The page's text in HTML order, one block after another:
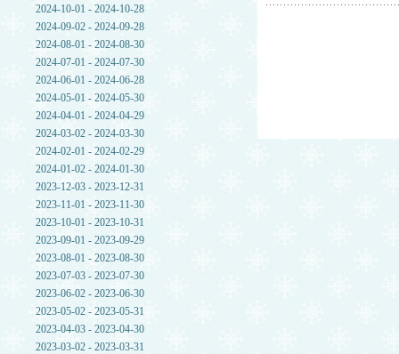
2024-10-01 - 2024-10-28
2024-09-02 - 2024-09-28
2024-08-01 - 2024-08-30
2024-07-01 - 2024-07-30
2024-06-01 - 2024-06-28
2024-05-01 - 2024-05-30
2024-04-01 - 2024-04-29
2024-03-02 - 2024-03-30
2024-02-01 - 2024-02-29
2024-01-02 - 2024-01-30
2023-12-03 - 2023-12-31
2023-11-01 - 2023-11-30
2023-10-01 - 2023-10-31
2023-09-01 - 2023-09-29
2023-08-01 - 2023-08-30
2023-07-03 - 2023-07-30
2023-06-02 - 2023-06-30
2023-05-02 - 2023-05-31
2023-04-03 - 2023-04-30
2023-03-02 - 2023-03-31